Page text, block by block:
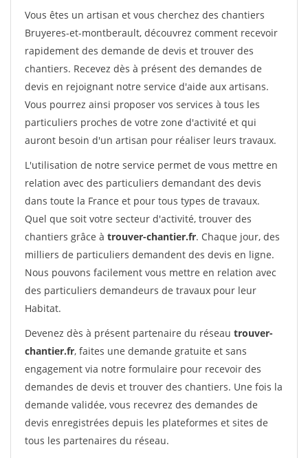
Vous êtes un artisan et vous cherchez des chantiers
Bruyeres-et-montberault, découvrez comment recevoir
rapidement des demande de devis et trouver des
chantiers. Recevez dès à présent des demandes de
devis en rejoignant notre service d'aide aux artisans.
Vous pourrez ainsi proposer vos services à tous les
particuliers proches de votre zone d'activité et qui
auront besoin d'un artisan pour réaliser leurs travaux.
L'utilisation de notre service permet de vous mettre en
relation avec des particuliers demandant des devis
dans toute la France et pour tous types de travaux.
Quel que soit votre secteur d'activité, trouver des
chantiers grâce à trouver-chantier.fr. Chaque jour, des
milliers de particuliers demandent des devis en ligne.
Nous pouvons facilement vous mettre en relation avec
des particuliers demandeurs de travaux pour leur
Habitat.
Devenez dès à présent partenaire du réseau trouver-
chantier.fr, faites une demande gratuite et sans
engagement via notre formulaire pour recevoir des
demandes de devis et trouver des chantiers. Une fois la
demande validée, vous recevrez des demandes de
devis enregistrées depuis les plateformes et sites de
tous les partenaires du réseau.